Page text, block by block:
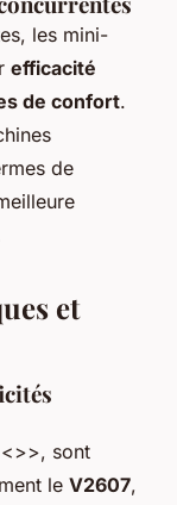
les mini-
efficacité
de confort.
de
et
>>, sont
le V2607,